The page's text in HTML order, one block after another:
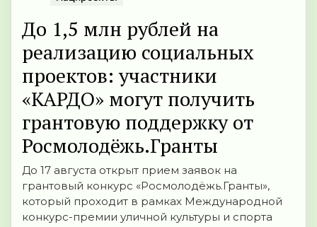
До 1,5 млн рублей на
реализацию социальных
проектов: участники
«КАРДО» могут получить
грантовую поддержку от
Росмолодёжь.Гранты
До 17 августа открыт прием заявок на
грантовый конкурс «Росмолодёжь.Гранты»,
который проходит в рамках Международной
конкурс-премии уличной культуры и спорта